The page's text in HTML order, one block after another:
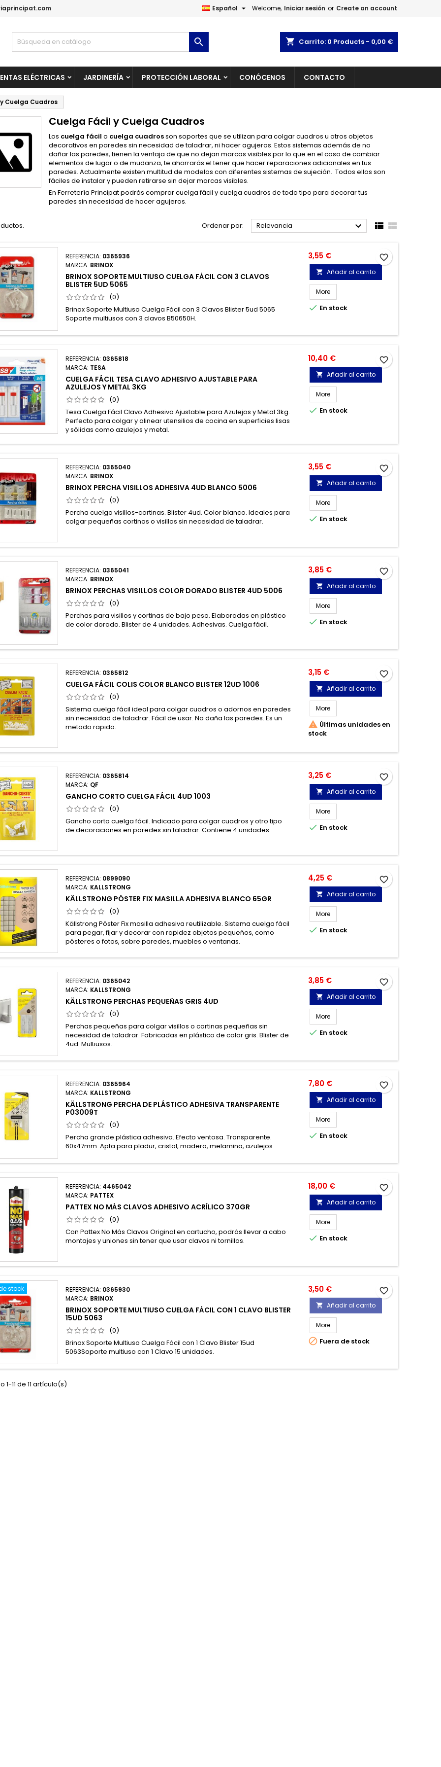
Welcome, Iniciar sesión or Create an account
Español 
shopping_cart Carrito: 0 Products - 0,00 €

ELÉCTRICAS JARDINERÍA PROTECCIÓN LABORAL CONÓCENOS CONTACTO
Cuelga Cuadros
Cuelga Fácil y Cuelga Cuadros
Los cuelga fácil o cuelga cuadrosson soportes que se utilizan para colgar cuadros u otros objetos
decorativos en paredes sin necesidad de taladrar, ni hacer agujeros. Estos sistemas además de no
dañar las paredes, tienen la ventaja de que no dejan marcas visibles por lo que en el caso de cambiar
elementos de lugar o de mudanza, te ahorrarás el tener que hacer reparaciones adicionales en tus
paredes. Actualmente existen multitud de modelos con diferentes sistemas de sujeción. Todos ellos son
fáciles de instalar y pueden retirarse sin dejar marcas visibles.
En Ferretería Principat podrás comprar cuelga fácil y cuelga cuadros de todo tipo para decorar tus
paredes sin necesidad de hacer agujeros.
Ordenar por: Relevancia   
REFERENCIA: 0365936
MARCA: BRINOX
BRINOX SOPORTE MULTIUSO CUELGA FÁCIL CON 3 CLAVOS
BLISTER 5UD 5065
(0)
Brinox Soporte Multiuso Cuelga Fácil con 3 Clavos Blister 5ud 5065
Soporte multiusos con 3 clavos B50650H.
Precio
3,55 €
 Añadir al carrito
More
 En stock
favorite_border
REFERENCIA: 0365818
MARCA: TESA
CUELGA FÁCIL TESA CLAVO ADHESIVO AJUSTABLE PARA
AZULEJOS Y METAL 3KG
(0)
Tesa Cuelga Fácil Clavo Adhesivo Ajustable para Azulejos y Metal 3kg.
Perfecto para colgar y alinear utensilios de cocina en superficies lisas
y sólidas como azulejos y metal.
Precio
10,40 €
 Añadir al carrito
More
 En stock
favorite_border
REFERENCIA: 0365040
MARCA: BRINOX
BRINOX PERCHA VISILLOS ADHESIVA 4UD BLANCO 5006
(0)
Percha cuelga visillos-cortinas. Blister 4ud. Color blanco. Ideales para
colgar pequeñas cortinas o visillos sin necesidad de taladrar.
Precio
3,55 €
 Añadir al carrito
More
 En stock
favorite_border
REFERENCIA: 0365041
MARCA: BRINOX
BRINOX PERCHAS VISILLOS COLOR DORADO BLISTER 4UD 5006
(0)
Perchas para visillos y cortinas de bajo peso. Elaboradas en plástico
de color dorado. Blister de 4 unidades. Adhesivas. Cuelga fácil.
Precio
3,85 €
 Añadir al carrito
More
 En stock
favorite_border
REFERENCIA: 0365812
CUELGA FÁCIL COLIS COLOR BLANCO BLISTER 12UD 1006
(0)
Sistema cuelga fácil ideal para colgar cuadros o adornos en paredes
sin necesidad de taladrar. Fácil de usar. No daña las paredes. Es un
metodo rapido.
Precio
3,15 €
 Añadir al carrito
More
 Últimas unidades en
stock
favorite_border
REFERENCIA: 0365814
MARCA: QF
GANCHO CORTO CUELGA FÁCIL 4UD 1003
(0)
Gancho corto cuelga fácil. Indicado para colgar cuadros y otro tipo
de decoraciones en paredes sin taladrar. Contiene 4 unidades.
Precio
3,25 €
 Añadir al carrito
More
 En stock
favorite_border
REFERENCIA: 0899090
MARCA: KALLSTRONG
KÄLLSTRONG PÓSTER FIX MASILLA ADHESIVA BLANCO 65GR
(0)
Källstrong Póster Fix masilla adhesiva reutilizable. Sistema cuelga fácil
para pegar, fijar y decorar con rapidez objetos pequeños, como
pósteres o fotos, sobre paredes, muebles o ventanas.
Precio
4,25 €
 Añadir al carrito
More
 En stock
favorite_border
REFERENCIA: 0365042
MARCA: KALLSTRONG
KÄLLSTRONG PERCHAS PEQUEÑAS GRIS 4UD
(0)
Perchas pequeñas para colgar visillos o cortinas pequeñas sin
necesidad de taladrar. Fabricadas en plástico de color gris. Blister de
4ud. Multiusos.
Precio
3,85 €
 Añadir al carrito
More
 En stock
favorite_border
REFERENCIA: 0365964
MARCA: KALLSTRONG
KÄLLSTRONG PERCHA DE PLÁSTICO ADHESIVA TRANSPARENTE
P03009T
(0)
Percha grande plástica adhesiva. Efecto ventosa. Transparente.
60x47mm. Apta para pladur, cristal, madera, melamina, azulejos...
Precio
7,80 €
 Añadir al carrito
More
 En stock
favorite_border
REFERENCIA: 4465042
MARCA: PATTEX
PATTEX NO MÁS CLAVOS ADHESIVO ACRÍLICO 370GR
(0)
Con Pattex No Más Clavos Original en cartucho, podrás llevar a cabo
montajes y uniones sin tener que usar clavos ni tornillos.
Precio
18,00 €
 Añadir al carrito
More
 En stock
favorite_border
stock REFERENCIA: 0365930
MARCA: BRINOX
BRINOX SOPORTE MULTIUSO CUELGA FÁCIL CON 1 CLAVO BLISTER
15UD 5063
(0)
Brinox Soporte Multiuso Cuelga Fácil con 1 Clavo Blister 15ud
5063Soporte multiuso con 1 Clavo 15 unidades.
Precio
3,50 €
 Añadir al carrito
More
 Fuera de stock
favorite_border
1-11 de 11 artículo(s)
a la lista de deseos
Crear una lista nueva
lista de deseos
sesión
iniciar sesión para guardar productos en su lista de deseos.